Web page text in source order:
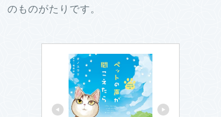
のものがたりです。